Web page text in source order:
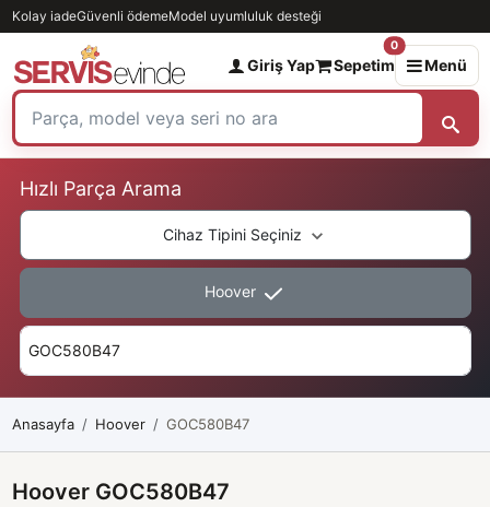
Kolay iadeGüvenli ödemeModel uyumluluk desteği
Giriş Yap Sepetim
0
Menü
Hızlı Parça Arama
Cihaz Tipini Seçiniz
Hoover
Anasayfa Hoover GOC580B47
Hoover GOC580B47